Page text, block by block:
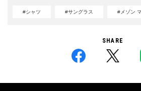
#シャツ #サングラス #メゾン
SHARE